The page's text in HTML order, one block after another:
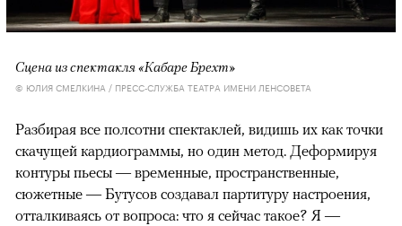
Сцена из спектакля «Кабаре Брехт»
© ЮЛИЯ СМЕЛКИНА / ПРЕСС-СЛУЖБА ТЕАТРА ИМЕНИ ЛЕНСОВЕТА
Разбирая все полсотни спектаклей, видишь их как точки
скачущей кардиограммы, но один метод. Деформируя
контуры пьесы — временные, пространственные,
сюжетные — Бутусов создавал партитуру настроения,
отталкиваясь от вопроса: что я сейчас такое? Я —